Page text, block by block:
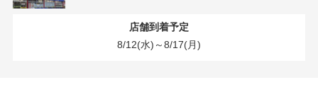
店舗到着予定
8/12(水)～8/17(月)